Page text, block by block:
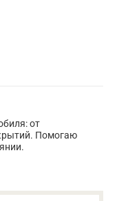
от
Помогаю